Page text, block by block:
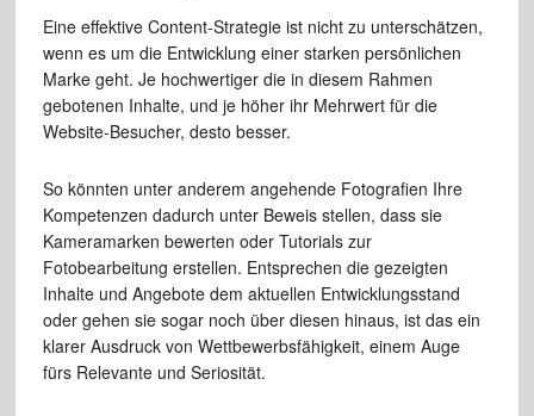
Eine effektive Content-Strategie ist nicht zu unterschätzen,
wenn es um die Entwicklung einer starken persönlichen
Marke geht. Je hochwertiger die in diesem Rahmen
gebotenen Inhalte, und je höher ihr Mehrwert für die
Website-Besucher, desto besser.
So könnten unter anderem angehende Fotografien Ihre
Kompetenzen dadurch unter Beweis stellen, dass sie
Kameramarken bewerten oder Tutorials zur
Fotobearbeitung erstellen. Entsprechen die gezeigten
Inhalte und Angebote dem aktuellen Entwicklungsstand
oder gehen sie sogar noch über diesen hinaus, ist das ein
klarer Ausdruck von Wettbewerbsfähigkeit, einem Auge
fürs Relevante und Seriosität.